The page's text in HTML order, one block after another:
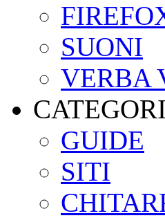
SUONI
VERBA
GUIDE
SITI